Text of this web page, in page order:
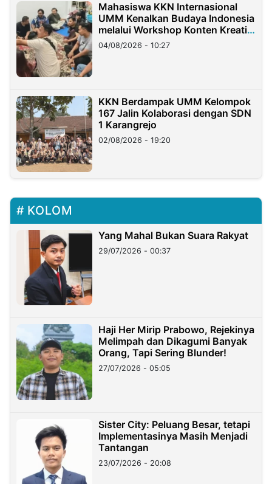
Mahasiswa KKN Internasional
UMM Kenalkan Budaya Indonesia
melalui Workshop Konten Kreatif
di Taiwan
04/08/2026 - 10:27
KKN Berdampak UMM Kelompok
167 Jalin Kolaborasi dengan SDN
1 Karangrejo
02/08/2026 - 19:20
KOLOM
Yang Mahal Bukan Suara Rakyat
29/07/2026 - 00:37
Haji Her Mirip Prabowo, Rejekinya
Melimpah dan Dikagumi Banyak
Orang, Tapi Sering Blunder!
27/07/2026 - 05:05
Sister City: Peluang Besar, tetapi
Implementasinya Masih Menjadi
Tantangan
23/07/2026 - 20:08